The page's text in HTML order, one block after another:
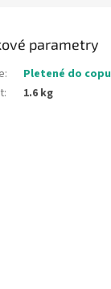
parametry
:
Pletené do copu
: 1.6 kg